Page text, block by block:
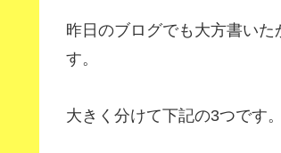
昨日のブログでも大方書い
す。
大きく分けて下記の3つです。